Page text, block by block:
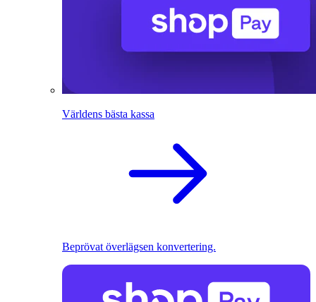
Världens bästa kassa
Beprövat överlägsen konvertering.